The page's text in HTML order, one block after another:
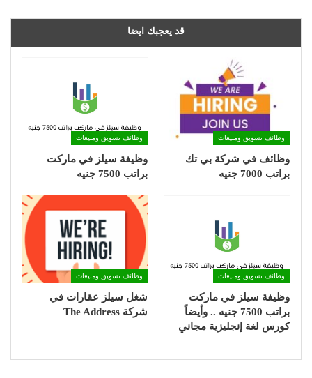
قد يعجبك ايضا
وظائف تسويق ومبيعات
وظائف في شركة بي تك
براتب 7000 جنيه
وظائف تسويق ومبيعات
وظيفة سيلز في ماركت
براتب 7500 جنيه
وظائف تسويق ومبيعات
وظيفة سيلز في ماركت
براتب 7500 جنيه .. وأيضاً
كورس لغة إنجليزية مجاني
وظائف تسويق ومبيعات
شغل سيلز عقارات في
شركة The Address